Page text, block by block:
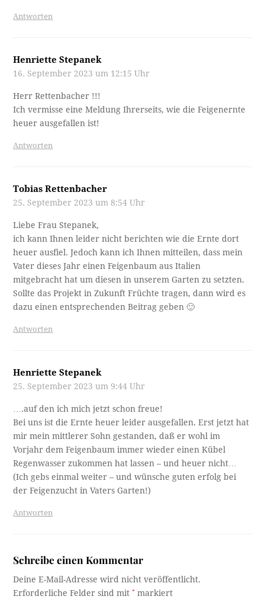
Antworten
Henriette Stepanek
16. September 2023 um 12:15 Uhr
Herr Rettenbacher !!!
Ich vermisse eine Meldung Ihrerseits, wie die Feigenernte
heuer ausgefallen ist!
Antworten
Tobias Rettenbacher
25. September 2023 um 8:54 Uhr
Liebe Frau Stepanek,
ich kann Ihnen leider nicht berichten wie die Ernte dort
heuer ausfiel. Jedoch kann ich Ihnen mitteilen, dass mein
Vater dieses Jahr einen Feigenbaum aus Italien
mitgebracht hat um diesen in unserem Garten zu setzten.
Sollte das Projekt in Zukunft Früchte tragen, dann wird es
dazu einen entsprechenden Beitrag geben 🙂
Antworten
Henriette Stepanek
25. September 2023 um 9:44 Uhr
….auf den ich mich jetzt schon freue!
Bei uns ist die Ernte heuer leider ausgefallen. Erst jetzt hat
mir mein mittlerer Sohn gestanden, daß er wohl im
Vorjahr dem Feigenbaum immer wieder einen Kübel
Regenwasser zukommen hat lassen – und heuer nicht…
(Ich gebs einmal weiter – und wünsche guten erfolg bei
der Feigenzucht in Vaters Garten!)
Antworten
Schreibe einen Kommentar
Deine E-Mail-Adresse wird nicht veröffentlicht.
Erforderliche Felder sind mit* markiert